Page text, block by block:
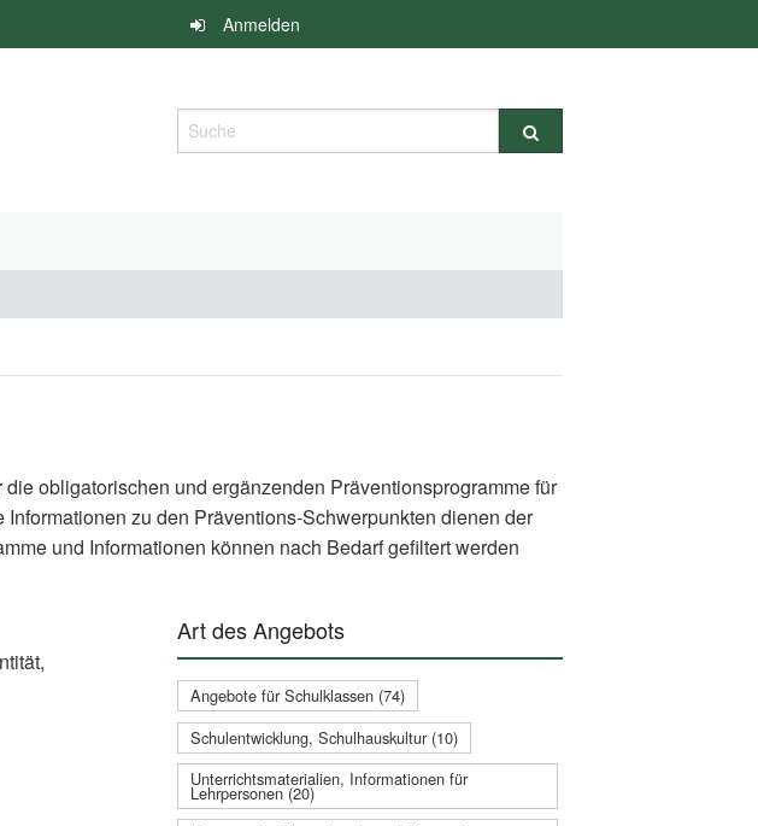
Anmelden
Suche
obligatorischen und ergänzenden Präventionsprogramme für
zu den Präventions-Schwerpunkten dienen der
und Informationen können nach Bedarf gefiltert werden
Art des Angebots
Angebote für Schulklassen (74)
Schulentwicklung, Schulhauskultur (10)
Unterrichtsmaterialien, Informationen für
Lehrpersonen (20)